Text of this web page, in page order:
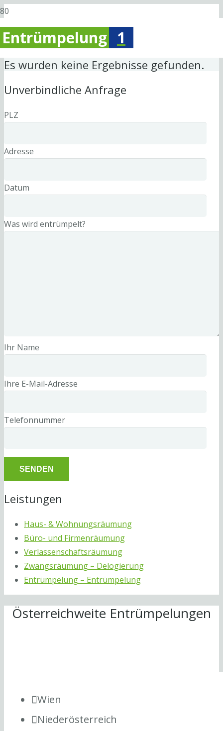
Entrümpelung 1
Es wurden keine Ergebnisse gefunden.
Unverbindliche Anfrage
PLZ
Adresse
Datum
Was wird entrümpelt?
Ihr Name
Ihre E-Mail-Adresse
Telefonnummer
Leistungen
Haus- & Wohnungsräumung
Büro- und Firmenräumung
Verlassenschaftsräumung
Zwangsräumung – Delogierung
Entrümpelung – Entrümpelung
Österreichweite Entrümpelungen
Wien
Niederösterreich